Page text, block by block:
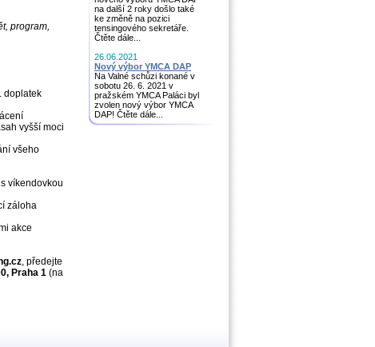
program,
doplatek
vyšší moci
všeho
víkendovkou
záloha
akce
, předejte
Praha 1 (na
na další 2 roky došlo také
ke změně na pozici
tensingového sekretáře.
Čtěte dále...
26.06.2021
Nový výbor YMCA DAP
Na Valné schůzi konané v
sobotu 26. 6. 2021 v
pražském YMCA Paláci byl
zvolen nový výbor YMCA
DAP! Čtěte dále...